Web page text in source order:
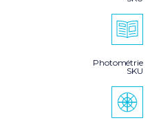
Photométrie
SKU